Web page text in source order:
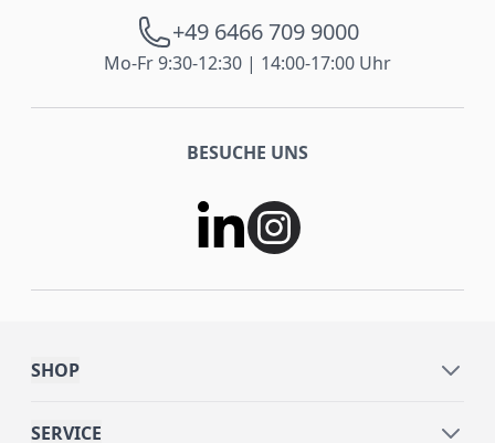
+49 6466 709 9000
Mo-Fr 9:30-12:30 | 14:00-17:00 Uhr
BESUCHE UNS
SHOP
SERVICE